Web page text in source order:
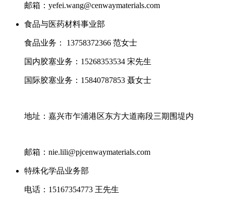
邮箱：yefei.wang@cenwaymaterials.com
食品与医药材料事业部
食品业务： 13758372366 范女士
国内胶塞业务：15268353534 宋先生
国际胶塞业务：15840787853 聂女士
地址：嘉兴市乍浦港区东方大道南段三期围堤内
邮箱：nie.lili@pjcenwaymaterials.com
特殊化学品业务部
电话：15167354773 王先生